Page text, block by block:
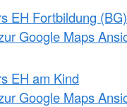
EH Fortbildung (BG)
Google Maps
EH am Kind
Google Maps